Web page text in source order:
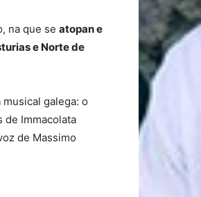
na que se atopan e
e Norte de
galega: o
de Immacolata
de Massimo